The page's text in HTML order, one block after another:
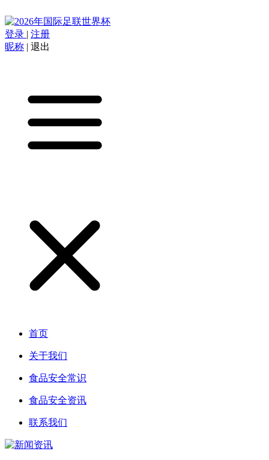
登录 | 注册
昵称 | 退出
首页
关于我们
食品安全常识
食品安全资讯
联系我们